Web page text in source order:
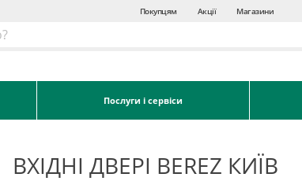
Покупцям Акції Магазини
Послуги і сервіси
ВХІДНІ ДВЕРІ BEREZ КИЇВ